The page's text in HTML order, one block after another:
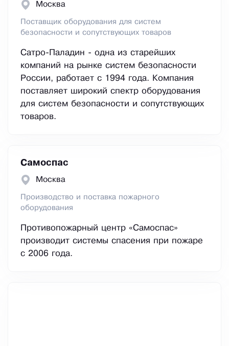
Москва
Поставщик оборудования для систем
безопасности и сопутствующих товаров
Сатро-Паладин - одна из старейших
компаний на рынке систем безопасности
России, работает с 1994 года. Компания
поставляет широкий спектр оборудования
для систем безопасности и сопутствующих
товаров.
Самоспас
Москва
Производство и поставка пожарного
оборудования
Противопожарный центр «Самоспас»
производит системы спасения при пожаре
с 2006 года.